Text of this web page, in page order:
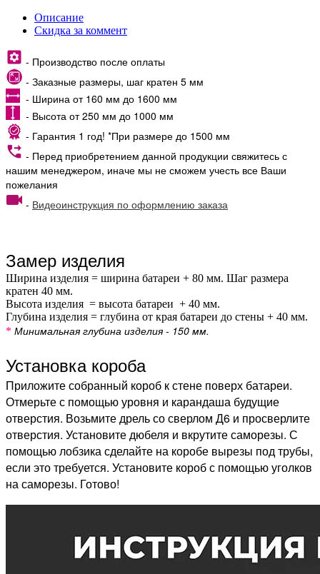
Описание
Скидка за коммент
- Производство после оплаты
- Заказные размеры, шаг кратен 5 мм
- Ширина от 160 мм до 1600 мм
- Высота от 250 мм до 1000 мм
- Гарантия 1 год! *При размере до 1500 мм
- Перед приобретением данной продукции свяжитесь с
нашим менеджером, иначе мы не сможем учесть все Ваши
пожелания
- Видеоинструкция по оформлению заказа
Замер изделия
Ширина изделия = ширина батареи + 80 мм. Шаг размера
кратен 40 мм.
Высота изделия = высота батареи + 40 мм.
Глубина изделия = глубина от края батареи до стены + 40 мм.
* Минимальная глубина изделия - 150 мм.
Установка короба
Приложите собранный короб к стене поверх батареи.
Отмерьте с помощью уровня и карандаша будущие
отверстия. Возьмите дрель со сверлом Д6 и просверлите
отверстия. Установите дюбеля и вкрутите саморезы. С
помощью лобзика сделайте на коробе вырезы под трубы,
если это требуется. Установите короб с помощью уголков
на саморезы. Готово!